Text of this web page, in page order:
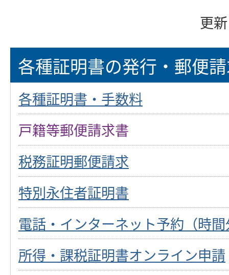
更
各種証明書の発行・郵便
各種証明書・手数料
戸籍等郵便請求書
税務証明郵便請求
特別永住者証明書
電話・インターネット予約（時
所得・課税証明書オンライン申請